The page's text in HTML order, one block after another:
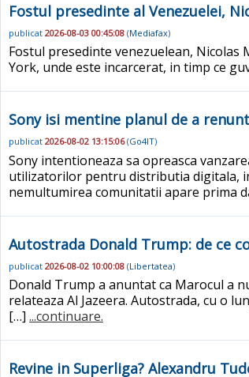
Fostul presedinte al Venezuelei,
publicat 2026-08-03 00:45:08 (Mediafax)
Fostul presedinte venezuelean,
York, unde este incarcerat, in timp ce
Sony isi mentine planul de a
publicat 2026-08-02 13:15:06(Go4IT)
Sony intentioneaza sa opreasca
utilizatorilor pentru distributia digitala,
nemultumirea comunitatii apare prima
Autostrada Donald Trump: de ce
publicat 2026-08-02 10:00:08 (Libertatea)
Donald Trump a anuntat ca Marocul a
relateaza Al Jazeera. Autostrada, cu o
[…] ...continuare.
Revine in Superliga? Alexandru